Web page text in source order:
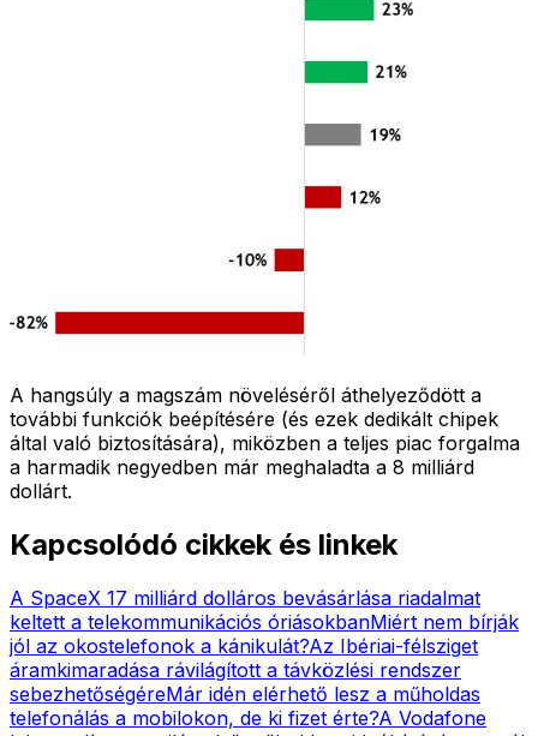
A hangsúly a magszám növeléséről áthelyeződött a
további funkciók beépítésére (és ezek dedikált chipek
által való biztosítására), miközben a teljes piac forgalma
a harmadik negyedben már meghaladta a 8 milliárd
dollárt.
Kapcsolódó cikkek és linkek
A SpaceX 17 milliárd dolláros bevásárlása riadalmat
keltett a telekommunikációs óriásokbanMiért nem bírják
jól az okostelefonok a kánikulát?Az Ibériai-félsziget
áramkimaradása rávilágított a távközlési rendszer
sebezhetőségéreMár idén elérhető lesz a műholdas
telefonálás a mobilokon, de ki fizet érte?A Vodafone